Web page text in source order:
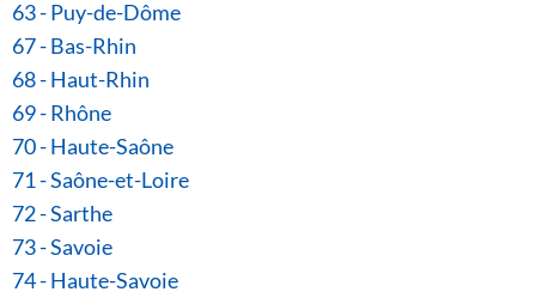
63 - Puy-de-Dôme
67 - Bas-Rhin
68 - Haut-Rhin
69 - Rhône
70 - Haute-Saône
71 - Saône-et-Loire
72 - Sarthe
73 - Savoie
74 - Haute-Savoie